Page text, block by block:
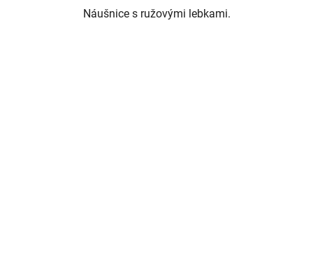
Náušnice s ružovými lebkami.